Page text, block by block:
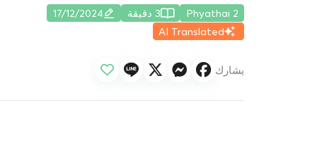
Phyathai 2 3 دقيقة
17/12/2024
AI Translated
يشارك